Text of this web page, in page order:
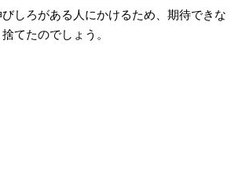
しろがある人にかけるため、期待できな
てたのでしょう。